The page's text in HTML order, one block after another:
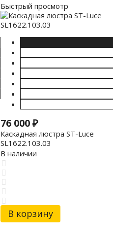
Быстрый просмотр
76 000₽
Каскадная люстра ST-Luce
SL1622.103.03
В наличии
В корзину